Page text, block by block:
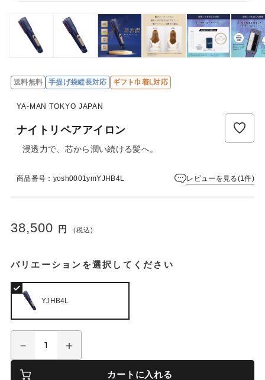
送料無料 手提げ袋縦長対応 ギフト巾着L対応
YA-MAN TOKYO JAPAN
ナイトリペアアイロン
浸透力で、芯から潤い続ける髪へ。
商品番号：yosh0001ymYJHB4L レビューを見る(1件)
38,500 円 (税込)
バリエーションを選択してください
YJHB4L
カートに入れる